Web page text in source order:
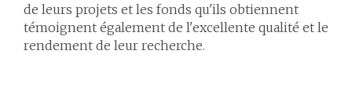
de leurs projets et les fonds qu'ils obtiennent
témoignent également de l'excellente qualité et le
rendement de leur recherche.